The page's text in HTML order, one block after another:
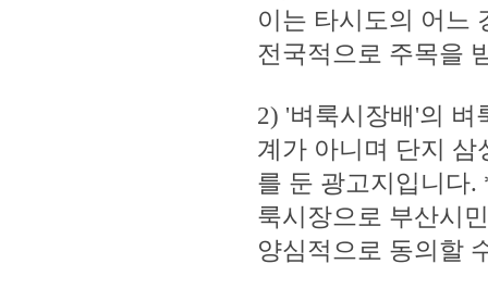
이는 타시도의 어느
전국적으로 주목을
2) '벼룩시장배'의 벼
계가 아니며 단지
를 둔 광고지입니다
룩시장으로 부산시
양심적으로 동의할